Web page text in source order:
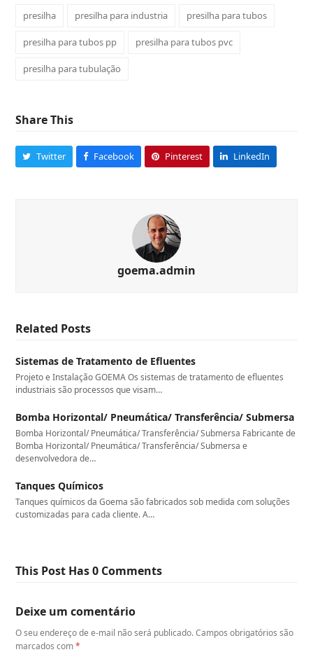
presilha presilha para industria presilha para tubos
presilha para tubos pp presilha para tubos pvc
presilha para tubulação
Share This
Twitter Facebook Pinterest LinkedIn
goema.admin
Related Posts
Sistemas de Tratamento de Efluentes
Projeto e Instalação GOEMA Os sistemas de tratamento de efluentes
industriais são processos que visam…
Bomba Horizontal/ Pneumática/ Transferência/ Submersa
Bomba Horizontal/ Pneumática/ Transferência/ Submersa Fabricante de
Bomba Horizontal/ Pneumática/ Transferência/ Submersa e
desenvolvedora de…
Tanques Químicos
Tanques químicos da Goema são fabricados sob medida com soluções
customizadas para cada cliente. A…
This Post Has 0 Comments
Deixe um comentário
O seu endereço de e-mail não será publicado. Campos obrigatórios são
marcados com*